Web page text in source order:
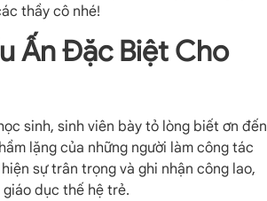
thầy cô nhé!
Ấn Đặc Biệt Cho
sinh, sinh viên bày tỏ lòng biết ơn đến
lặng của những người làm công tác
sự trân trọng và ghi nhận công lao,
dục thế hệ trẻ.